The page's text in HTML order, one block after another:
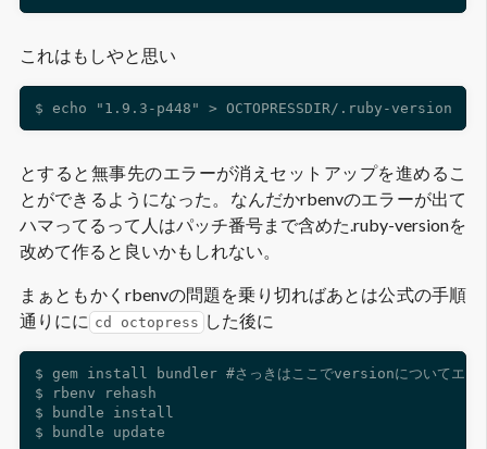
これはもしやと思い
とすると無事先のエラーが消えセットアップを進めるこ
とができるようになった。なんだかrbenvのエラーが出て
ハマってるって人はパッチ番号まで含めた.ruby-versionを
改めて作ると良いかもしれない。
まぁともかくrbenvの問題を乗り切ればあとは公式の手順
通りにに cd octopress した後に
$ gem install bundler #さっきはここでversionについてエラ
$ rbenv rehash
$ bundle install